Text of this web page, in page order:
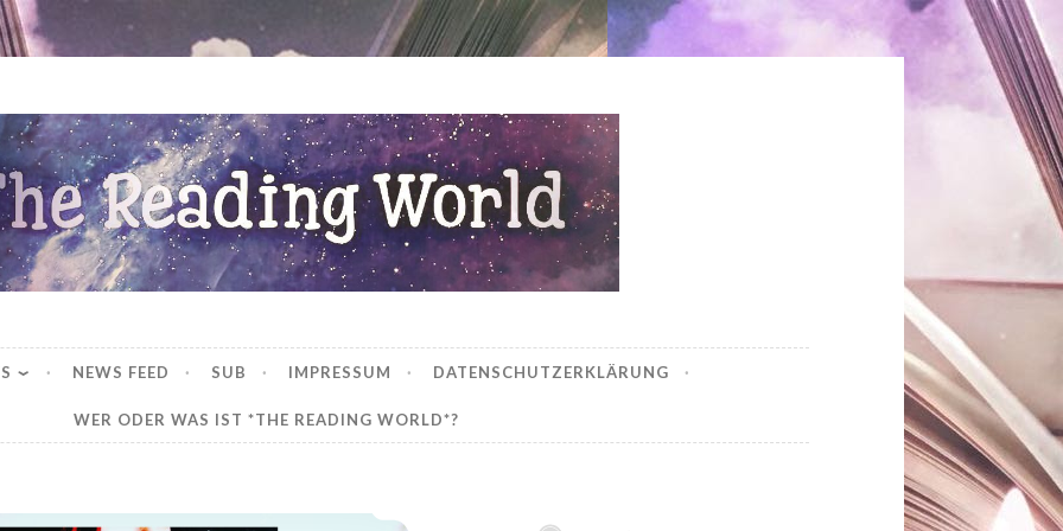
World
NEWS FEED SUB IMPRESSUM DATENSCHUTZERKLÄRUNG
WER ODER WAS IST *THE READING WORLD*?
*Rezension* -> Nemesis 1: Von Flammen berührt von Asuka Lionera